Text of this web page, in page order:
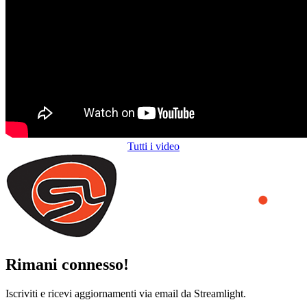
Tutti i video
Rimani connesso!
Iscriviti e ricevi aggiornamenti via email da Streamlight.